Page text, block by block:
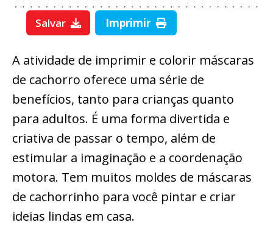
Salvar Imprimir
A atividade de imprimir e colorir máscaras
de cachorro oferece uma série de
benefícios, tanto para crianças quanto
para adultos. É uma forma divertida e
criativa de passar o tempo, além de
estimular a imaginação e a coordenação
motora. Tem muitos moldes de máscaras
de cachorrinho para você pintar e criar
ideias lindas em casa.